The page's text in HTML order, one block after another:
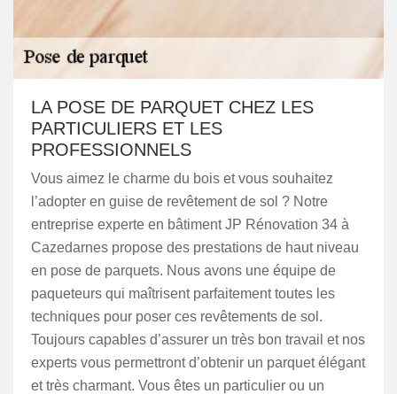
LA POSE DE PARQUET CHEZ LES
PARTICULIERS ET LES
PROFESSIONNELS
Vous aimez le charme du bois et vous souhaitez
l’adopter en guise de revêtement de sol ? Notre
entreprise experte en bâtiment JP Rénovation 34 à
Cazedarnes propose des prestations de haut niveau
en pose de parquets. Nous avons une équipe de
paqueteurs qui maîtrisent parfaitement toutes les
techniques pour poser ces revêtements de sol.
Toujours capables d’assurer un très bon travail et nos
experts vous permettront d’obtenir un parquet élégant
et très charmant. Vous êtes un particulier ou un